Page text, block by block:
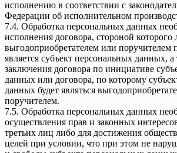
исполнению в соответствии с
Федерации об исполнительном
7.4. Обработка персональных данных
исполнения договора, стороной которого
выгодоприобретателем или поручителем
является субъект персональных данных, а
заключения договора по инициативе
данных или договора, по которому
данных будет являться
поручителем.
7.5. Обработка персональных данных
осуществления прав и законных
третьих лиц либо для достижения
целей при условии, что при этом не